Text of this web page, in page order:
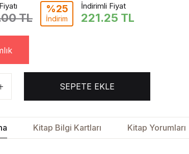
TL
%25
İndirim
İndirimli Fiyat
221.25 TL
SEPETE EKLE
Kitap Bilgi Kartları Kitap Yorumları